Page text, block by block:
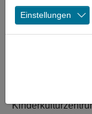
Durch die
bekam die
Zuhause, das der
Seit Mitte der
Einstellungen